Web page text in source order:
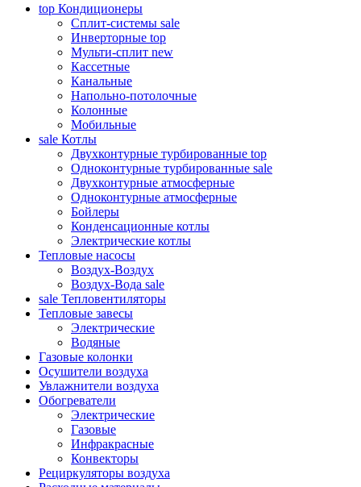
top Кондиционеры
Сплит-системы sale
Инверторные top
Мульти-сплит new
Кассетные
Канальные
Напольно-потолочные
Колонные
Мобильные
sale Котлы
Двухконтурные турбированные top
Одноконтурные турбированные sale
Двухконтурные атмосферные
Одноконтурные атмосферные
Бойлеры
Конденсационные котлы
Электрические котлы
Тепловые насосы
Воздух-Воздух
Воздух-Вода sale
sale Тепловентиляторы
Тепловые завесы
Электрические
Водяные
Газовые колонки
Осушители воздуха
Увлажнители воздуха
Обогреватели
Электрические
Газовые
Инфракрасные
Конвекторы
Рециркуляторы воздуха